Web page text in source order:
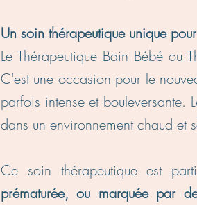
Un soin thérapeutique unique
Le Thérapeutique Bain Bébé ou
C'est une occasion pour le
parfois intense et bouleversante.
dans un environnement chaud et
Ce soin thérapeutique est
prématurée, ou marquée par